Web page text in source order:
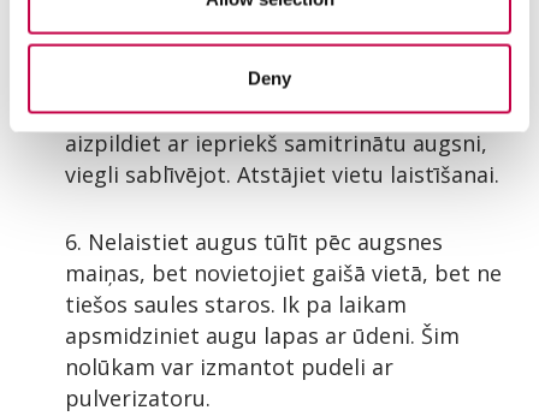
Deny
5. Ielieciet augu jaunā puķupodā. Vietas
starp saknēm un puķupoda malām
aizpildiet ar iepriekš samitrinātu augsni,
viegli sablīvējot. Atstājiet vietu laistīšanai.
6. Nelaistiet augus tūlīt pēc augsnes
maiņas, bet novietojiet gaišā vietā, bet ne
tiešos saules staros. Ik pa laikam
apsmidziniet augu lapas ar ūdeni. Šim
nolūkam var izmantot pudeli ar
pulverizatoru.